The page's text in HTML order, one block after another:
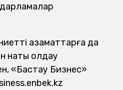
азаматтарға да
қолдау
«Бастау Бизнес»